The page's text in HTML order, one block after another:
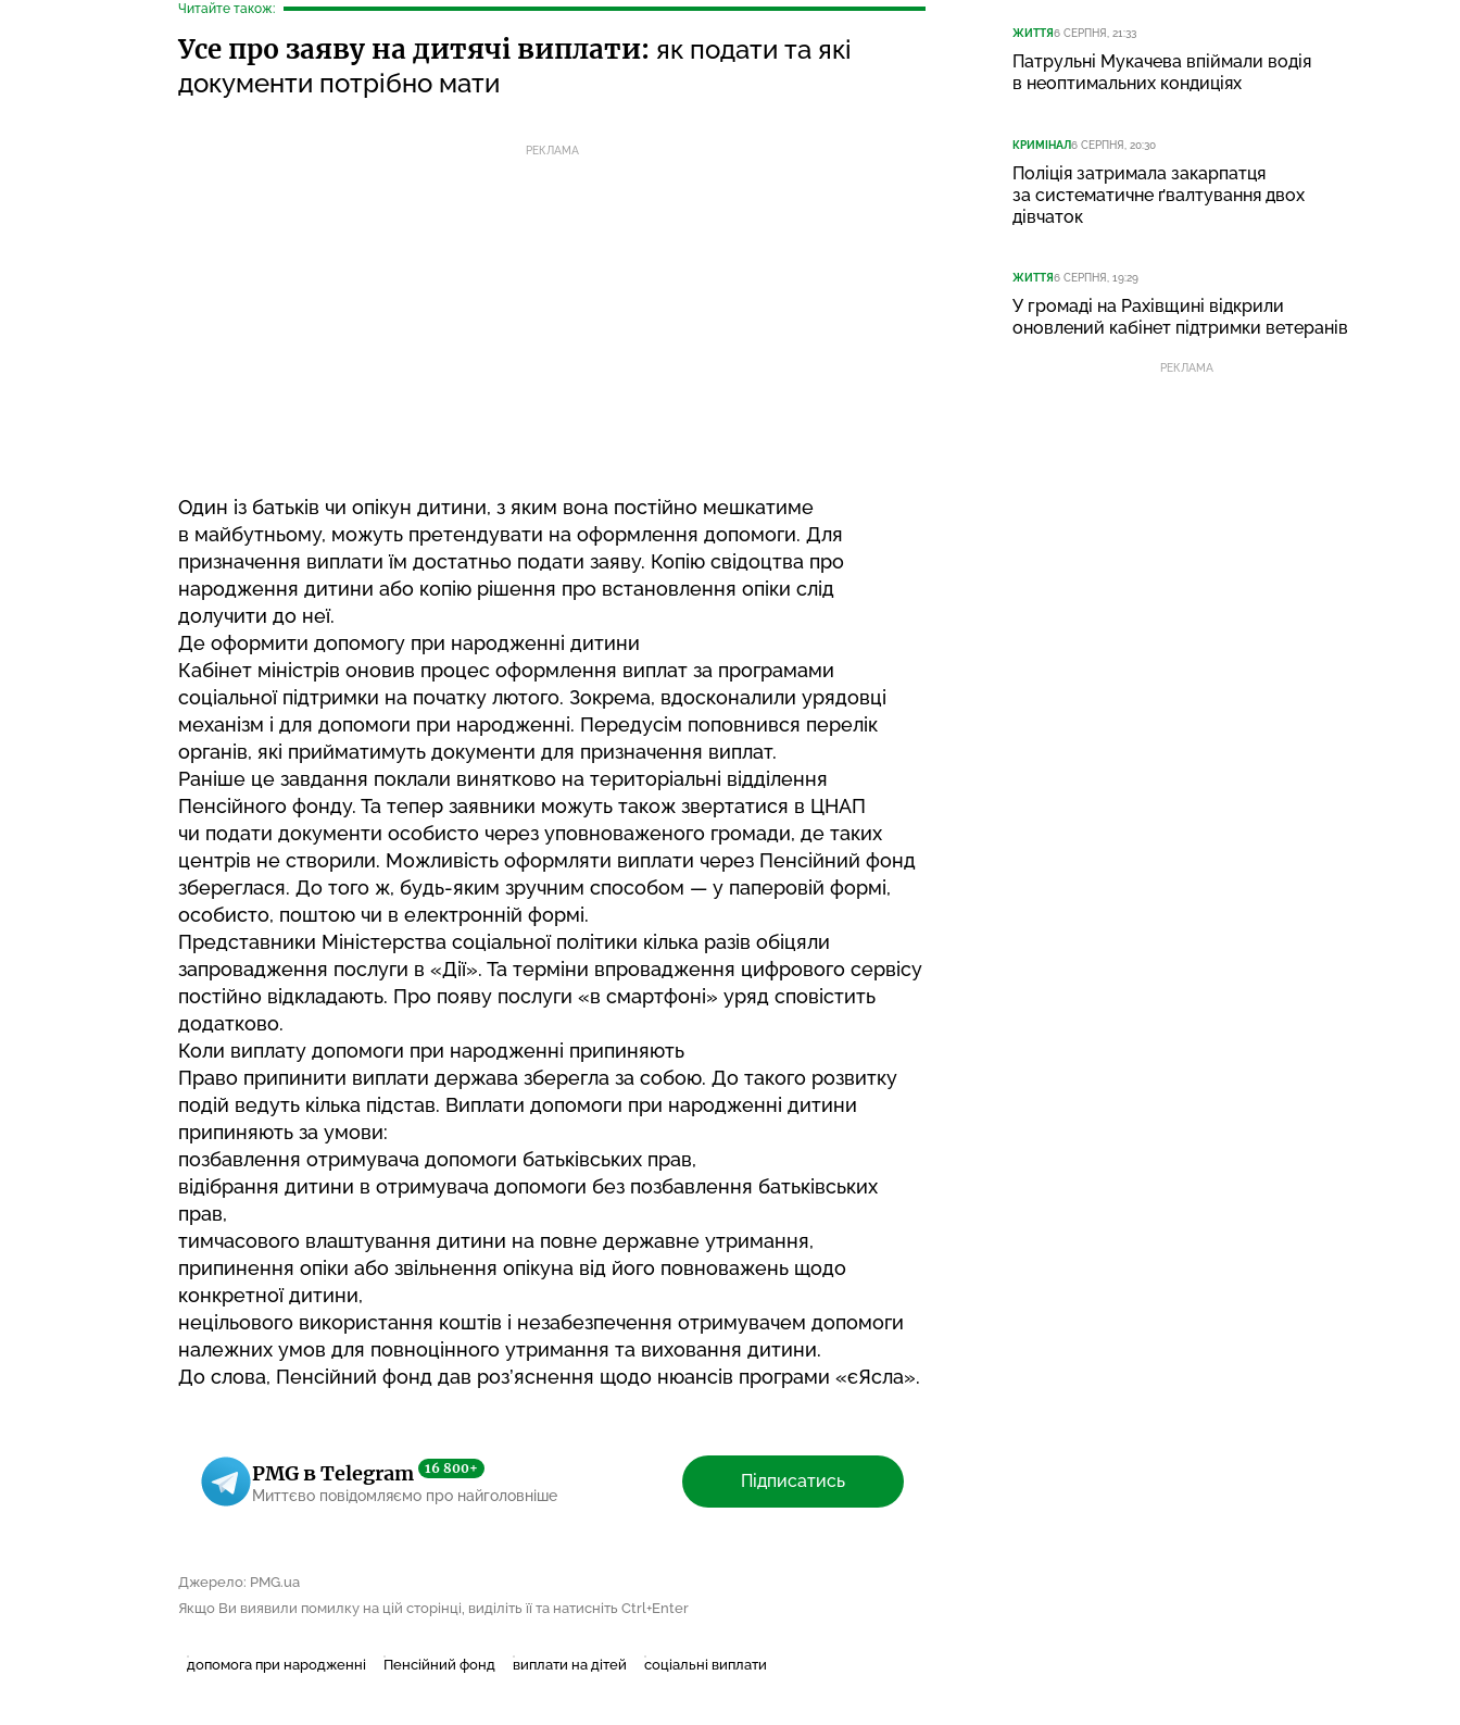
Читайте також:
Усе про заяву на дитячі виплати: як подати та які
документи потрібно мати
РЕКЛАМА
Один із батьків чи опікун дитини, з яким вона постійно мешкатиме
в майбутньому, можуть претендувати на оформлення допомоги. Для
призначення виплати їм достатньо подати заяву. Копію свідоцтва про
народження дитини або копію рішення про встановлення опіки слід
долучити до неї.
Де оформити допомогу при народженні дитини
Кабінет міністрів оновив процес оформлення виплат за програмами
соціальної підтримки на початку лютого. Зокрема, вдосконалили урядовці
механізм і для допомоги при народженні. Передусім поповнився перелік
органів, які прийматимуть документи для призначення виплат.
Раніше це завдання поклали винятково на територіальні відділення
Пенсійного фонду. Та тепер заявники можуть також звертатися в ЦНАП
чи подати документи особисто через уповноваженого громади, де таких
центрів не створили. Можливість оформляти виплати через Пенсійний фонд
збереглася. До того ж, будь-яким зручним способом — у паперовій формі,
особисто, поштою чи в електронній формі.
Представники Міністерства соціальної політики кілька разів обіцяли
запровадження послуги в «Дії». Та терміни впровадження цифрового сервісу
постійно відкладають. Про появу послуги «в смартфоні» уряд сповістить
додатково.
Коли виплату допомоги при народженні припиняють
Право припинити виплати держава зберегла за собою. До такого розвитку
подій ведуть кілька підстав. Виплати допомоги при народженні дитини
припиняють за умови:
позбавлення отримувача допомоги батьківських прав,
відібрання дитини в отримувача допомоги без позбавлення батьківських
прав,
тимчасового влаштування дитини на повне державне утримання,
припинення опіки або звільнення опікуна від його повноважень щодо
конкретної дитини,
нецільового використання коштів і незабезпечення отримувачем допомоги
належних умов для повноцінного утримання та виховання дитини.
До слова, Пенсійний фонд дав роз’яснення щодо нюансів програми «єЯсла».
PMG в Telegram 16 800+
Миттєво повідомляємо про найголовніше
Підписатись
Джерело: PMG.ua
Якщо Ви виявили помилку на цій сторінці, виділіть її та натисніть Ctrl+Enter
допомога при народженні Пенсійний фонд виплати на дітей соціальні виплати
ЖИТТЯ6 СЕРПНЯ, 21:33
Патрульні Мукачева впіймали водія
в неоптимальних кондиціях
КРИМІНАЛ6 СЕРПНЯ, 20:30
Поліція затримала закарпатця
за систематичне ґвалтування двох
дівчаток
ЖИТТЯ6 СЕРПНЯ, 19:29
У громаді на Рахівщині відкрили
оновлений кабінет підтримки ветеранів
РЕКЛАМА